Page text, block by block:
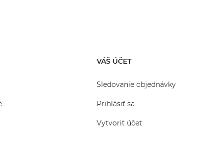
prijímačov v oblasti so strednou
VÁŠ ÚČET
Sledovanie objednávky
Prihlásiť sa
Vytvoriť účet